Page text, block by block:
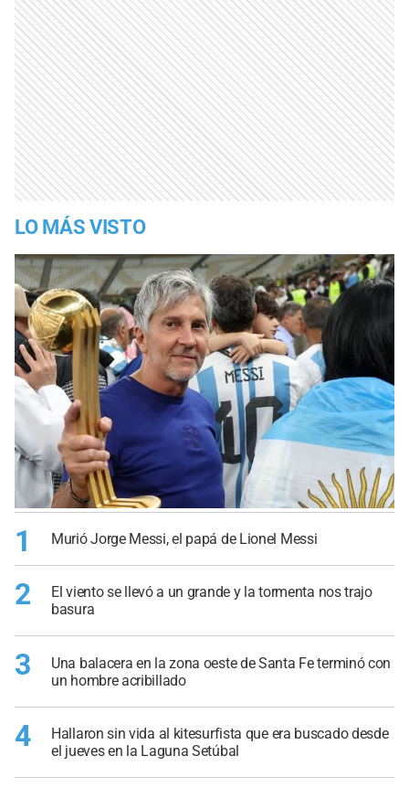
LO MÁS VISTO
1 Murió Jorge Messi, el papá de Lionel Messi
2
El viento se llevó a un grande y la tormenta nos trajo
basura
3
Una balacera en la zona oeste de Santa Fe terminó con
un hombre acribillado
4
Hallaron sin vida al kitesurfista que era buscado desde
el jueves en la Laguna Setúbal